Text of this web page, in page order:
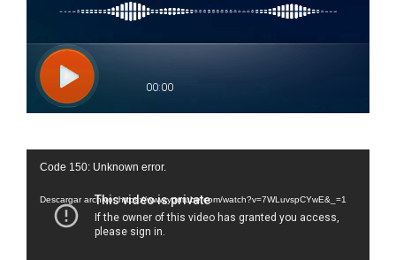
Reproductor
vídeo
Code 150: Unknown error.
Descargar archivo: https://www.youtube.com/watch?v=7WLuvspCYwE&_=1